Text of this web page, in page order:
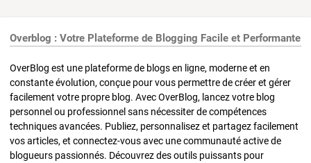
Overblog : Votre Plateforme de Blogging Facile et Performante
OverBlog est une plateforme de blogs en ligne, moderne et en
constante évolution, conçue pour vous permettre de créer et gérer
facilement votre propre blog. Avec OverBlog, lancez votre blog
personnel ou professionnel sans nécessiter de compétences
techniques avancées. Publiez, personnalisez et partagez facilement
vos articles, et connectez-vous avec une communauté active de
blogueurs passionnés. Découvrez des outils puissants pour